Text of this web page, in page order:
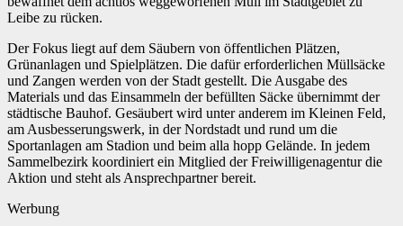
Leibe zu rücken.
Der Fokus liegt auf dem Säubern von öffentlichen Plätzen,
Grünanlagen und Spielplätzen. Die dafür erforderlichen Müllsäcke
und Zangen werden von der Stadt gestellt. Die Ausgabe des
Materials und das Einsammeln der befüllten Säcke übernimmt der
städtische Bauhof. Gesäubert wird unter anderem im Kleinen Feld,
am Ausbesserungswerk, in der Nordstadt und rund um die
Sportanlagen am Stadion und beim alla hopp Gelände. In jedem
Sammelbezirk koordiniert ein Mitglied der Freiwilligenagentur die
Aktion und steht als Ansprechpartner bereit.
Werbung